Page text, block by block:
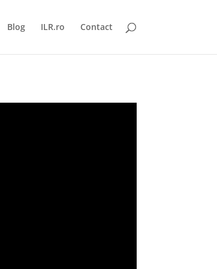
Blog ILR.ro Contact